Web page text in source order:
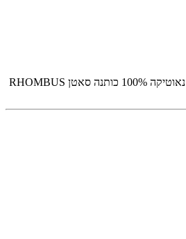
סט מצעים למיטה יחיד נאוטיקה 100% כותנה סאטן RHOMBUS